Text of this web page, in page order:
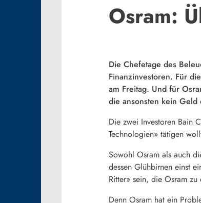
Osram:
Die Chefetage des
Finanzinvestoren. Für
am Freitag. Und für
die ansonsten kein
Die zwei Investoren Bain
Technologien» tätigen
Sowohl Osram als auch
dessen Glühbirnen einst
Ritter» sein, die Osram zu
Denn Osram hat ein